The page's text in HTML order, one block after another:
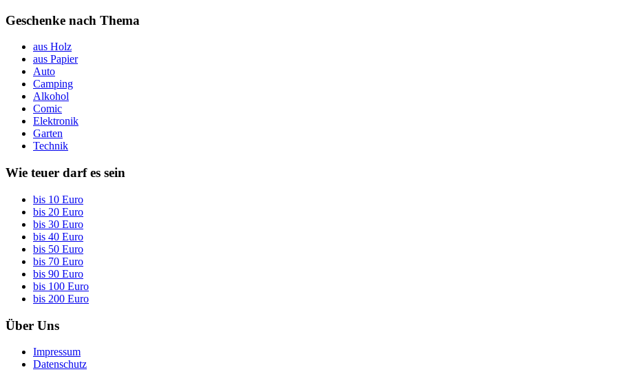
Geschenke nach Thema
aus Holz
aus Papier
Auto
Camping
Alkohol
Comic
Elektronik
Garten
Technik
Wie teuer darf es sein
bis 10 Euro
bis 20 Euro
bis 30 Euro
bis 40 Euro
bis 50 Euro
bis 70 Euro
bis 90 Euro
bis 100 Euro
bis 200 Euro
Über Uns
Impressum
Datenschutz